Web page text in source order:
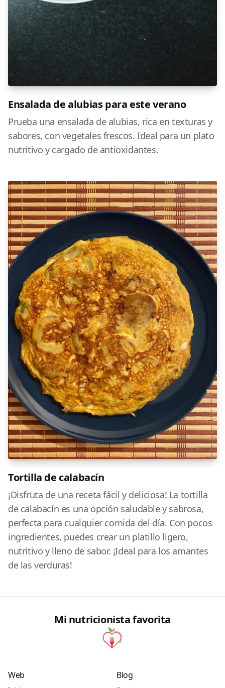
Ensalada de alubias para este verano
Prueba una ensalada de alubias, rica en texturas y
sabores, con vegetales frescos. Ideal para un plato
nutritivo y cargado de antioxidantes.
Tortilla de calabacín
¡Disfruta de una receta fácil y deliciosa! La tortilla
de calabacín es una opción saludable y sabrosa,
perfecta para cualquier comida del día. Con pocos
ingredientes, puedes crear un platillo ligero,
nutritivo y lleno de sabor. ¡Ideal para los amantes
de las verduras!
Mi nutricionista favorita
Web Blog